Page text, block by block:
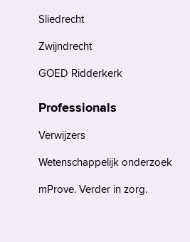
Sliedrecht
Zwijndrecht
GOED Ridderkerk
Professionals
Verwijzers
Wetenschappelijk onderzoek
mProve. Verder in zorg.